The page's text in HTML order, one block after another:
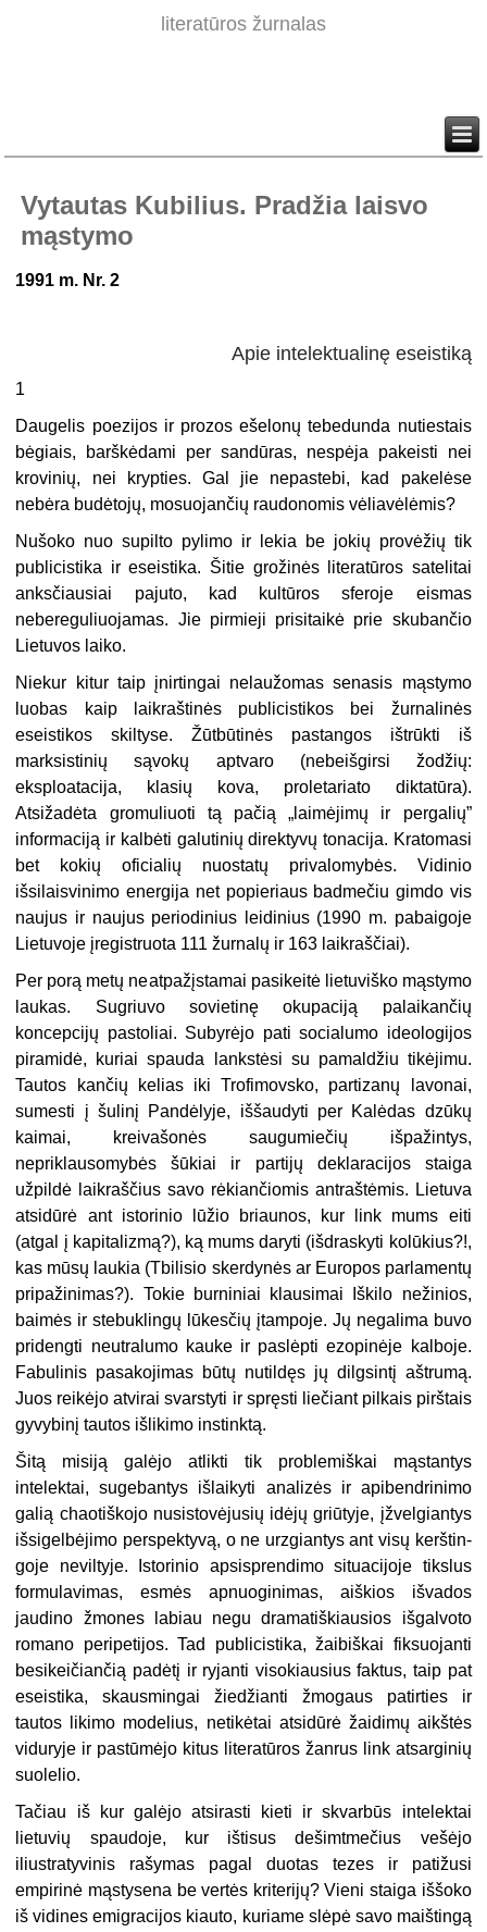
literatūros žurnalas
Vytautas Kubilius. Pradžia laisvo
mąstymo
1991 m. Nr. 2
Apie intelektualinę eseistiką
1
Daugelis poezijos ir prozos ešelonų tebedunda nutiestais
bėgiais, barškėda­mi per sandūras, nespėja pakeisti nei
krovinių, nei krypties. Gal jie nepastebi, kad pakelėse
nebėra budėtojų, mosuojančių raudonomis vėliavėlėmis?
Nušoko nuo supilto pylimo ir lekia be jokių provėžių tik
publicistika ir eseistika. Šitie grožinės literatūros satelitai
anksčiausiai pajuto, kad kultūros sferoje eismas
nebereguliuojamas. Jie pirmieji prisitaikė prie skubančio
Lietuvos laiko.
Niekur kitur taip įnirtingai nelaužomas senasis mąstymo
luobas kaip laik­raštinės publicistikos bei žurnalinės
eseistikos skiltyse. Žūtbūtinės pastangos ištrūkti iš
marksistinių sąvokų aptvaro (nebeišgirsi žodžių:
eksploatacija, kla­sių kova, proletariato diktatūra).
Atsižadėta gromuliuoti tą pačią „laimėjimų ir pergalių”
informaciją ir kalbėti galutinių direktyvų tonacija. Kratomasi
bet kokių oficialių nuostatų privalomybės. Vidinio
išsilaisvinimo energija net popie­riaus badmečiu gimdo vis
naujus ir naujus periodinius leidinius (1990 m. pa­baigoje
Lietuvoje įregistruota 111 žurnalų ir 163 laikraščiai).
Per porą metų neatpažįstamai pasikeitė lietuviško mąstymo
laukas. Sugriu­vo sovietinę okupaciją palaikančių
koncepcijų pastoliai. Subyrėjo pati socialu­mo ideologijos
piramidė, kuriai spauda lankstėsi su pamaldžiu tikėjimu.
Tau­tos kančių kelias iki Trofimovsko, partizanų lavonai,
sumesti į šulinį Pandėlyje, iššaudyti per Kalėdas dzūkų
kaimai, kreivašonės saugumiečių išpažintys,
nepriklausomybės šūkiai ir partijų deklaracijos staiga
užpildė laikraščiussavo rėkiančiomis antraštėmis. Lietuva
atsidūrė ant istorinio lūžio briaunos, kur link mums eiti
(atgal į kapitalizmą?), ką mums daryti (išdraskyti kolūkius?!,
kas mūsų laukia (Tbilisio skerdynės ar Europos parlamentų
pripažinimas?). Tokie bu­rniniai klausimai Iškilo nežinios,
baimės ir stebuklingų lūkesčių įtampoje. Jų negalima buvo
pridengti neutralumo kauke ir paslėpti ezopinėje kalboje.
Fabulinis pasakojimas būtų nutildęs jų dilgsintį aštrumą.
Juos reikėjo atvirai svarstyti ir spręsti liečiant pilkais pirštais
gyvybinį tautos išlikimo instinktą.
Šitą misiją galėjo atlikti tik problemiškai mąstantys
intelektai, sugeban­tys išlaikyti analizės ir apibendrinimo
galią chaotiškojo nusistovėjusių idėjų griūtyje, įžvelgiantys
išsigelbėjimo perspektyvą, o ne urzgiantys ant visų kerštin­
goje neviltyje. Istorinio apsisprendimo situacijoje tikslus
formulavimas, esmės apnuoginimas, aiškios išvados
jaudino žmones labiau negu dramatiškiausios išgalvoto
romano peripetijos. Tad publicistika, žaibiškai fiksuojanti
besikeičiančią padėtį ir ryjanti visokiausius faktus, taip pat
eseistika, skausmingai žiedžianti žmogaus patirties ir
tautos likimo modelius, netikėtai atsidūrė žaidimų aikštės
viduryje ir pastūmėjo kitus literatūros žanrus link atsarginių
suolelio.
Tačiau iš kur galėjo atsirasti kieti ir skvarbūs intelektai
lietuvių spaudoje, kur ištisus dešimtmečius vešėjo
iliustratyvinis rašymas pagal duotas tezes ir patižusi
empirinė mąstysena be vertės kriterijų? Vieni staiga iššoko
iš vidines emigracijos kiauto, kuriame slėpė savo maištingą